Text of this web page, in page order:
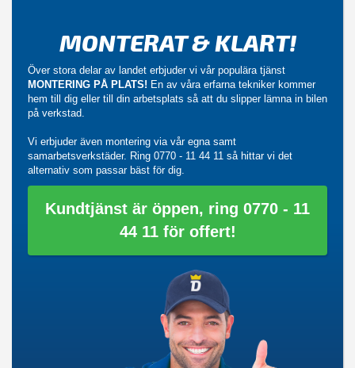
MONTERAT & KLART!
Över stora delar av landet erbjuder vi vår populära tjänst
MONTERING PÅ PLATS! En av våra erfarna tekniker kommer
hem till dig eller till din arbetsplats så att du slipper lämna in bilen
på verkstad.
Vi erbjuder även montering via vår egna samt
samarbetsverkstäder. Ring 0770 - 11 44 11 så hittar vi det
alternativ som passar bäst för dig.
Kundtjänst är öppen, ring 0770 - 11
44 11 för offert!